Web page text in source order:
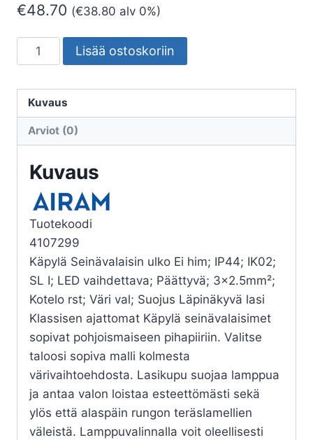
€48.70 (€38.80 alv 0%)
KÄPYLÄ
SEINÄVALAISIN
IP44
E27
määrä
Lisää ostoskoriin
Kuvaus
Arviot (0)
Kuvaus
Tuotekoodi
4107299
Käpylä Seinävalaisin ulko Ei him; IP44; IK02;
SL I; LED vaihdettava; Päättyvä; 3×2.5mm²;
Kotelo rst; Väri val; Suojus Läpinäkyvä lasi
Klassisen ajattomat Käpylä seinävalaisimet
sopivat pohjoismaiseen pihapiiriin. Valitse
taloosi sopiva malli kolmesta
värivaihtoehdosta. Lasikupu suojaa lamppua
ja antaa valon loistaa esteettömästi sekä
ylös että alaspäin rungon teräslamellien
väleistä. Lamppuvalinnalla voit oleellisesti